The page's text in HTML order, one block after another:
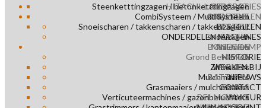
Steenketttingzagen / betonketttingzagen
CombiSysteem / MultiSysteem
Snoeischaren / takkenscharen / takkenzagen /
snoeizagen
Maaien en
Grond Bewerken
Zitmaaiers
Mulchmaaiers
Grasmaaiers / mulchmaaiers
Verticuteermachines / gazonbeluchters
HITACHI-LANDCROS
AMAZONE
HOLDER
ETESIA
ASECOS
NIMOS
HONDA
BATTIPAV
EMPAS
DEL MORINO
REPARATIES
ONDERDELEN
BESTELLEN
ONDERDELEN MACHINES
BONENKAMP
HISTORIE
WERKEN BIJ
NIEUWS
CONTACT
VA KEUR